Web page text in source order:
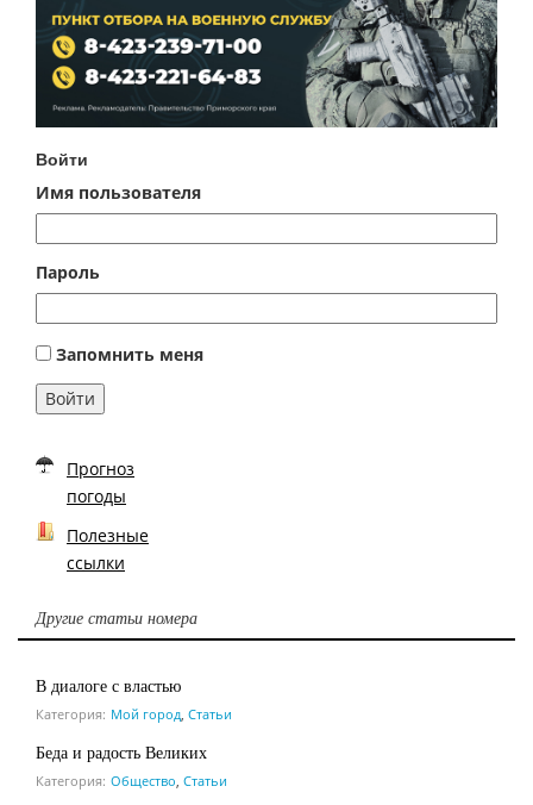
Войти
Имя пользователя
Пароль
Запомнить меня
Войти
Прогноз
погоды
Полезные
ссылки
Другие статьи номера
В диалоге с властью
Категория: Мой город Статьи
Беда и радость Великих
Категория: Общество Статьи